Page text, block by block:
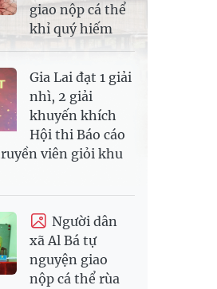
giao nộp cá thể
khỉ quý hiếm
Gia Lai đạt 1 giải
nhì, 2 giải
khuyến khích
Hội thi Báo cáo
viên giỏi khu
Người dân
xã Al Bá tự
nguyện giao
nộp cá thể rùa